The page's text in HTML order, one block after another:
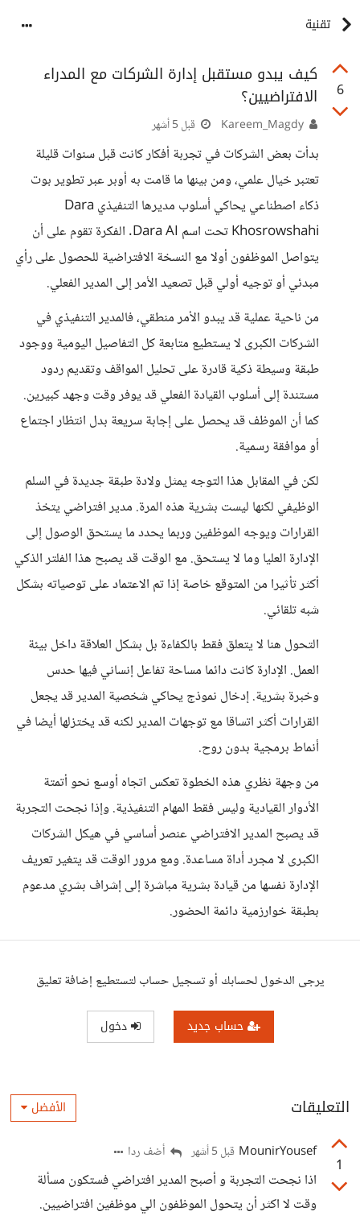
تقنية
6
كيف يبدو مستقبل إدارة الشركات مع المدراء
الافتراضيين؟
قبل 5 أشهر
بدأت بعض الشركات في تجربة أفكار كانت قبل سنوات قليلة
تعتبر خيال علمي، ومن بينها ما قامت به أوبر عبر تطوير بوت
ذكاء اصطناعي يحاكي أسلوب مديرها التنفيذي Dara
Khosrowshahi تحت اسم Dara AI. الفكرة تقوم على أن
يتواصل الموظفون أولا مع النسخة الافتراضية للحصول على رأي
مبدئي أو توجيه أولي قبل تصعيد الأمر إلى المدير الفعلي.
من ناحية عملية قد يبدو الأمر منطقي، فالمدير التنفيذي في
الشركات الكبرى لا يستطيع متابعة كل التفاصيل اليومية ووجود
طبقة وسيطة ذكية قادرة على تحليل المواقف وتقديم ردود
مستندة إلى أسلوب القيادة الفعلي قد يوفر وقت وجهد كبيرين.
كما أن الموظف قد يحصل على إجابة سريعة بدل انتظار اجتماع
أو موافقة رسمية.
لكن في المقابل هذا التوجه يمثل ولادة طبقة جديدة في السلم
الوظيفي لكنها ليست بشرية هذه المرة. مدير افتراضي يتخذ
القرارات ويوجه الموظفين وربما يحدد ما يستحق الوصول إلى
الإدارة العليا وما لا يستحق. مع الوقت قد يصبح هذا الفلتر الذكي
أكثر تأثيرا من المتوقع خاصة إذا تم الاعتماد على توصياته بشكل
شبه تلقائي.
التحول هنا لا يتعلق فقط بالكفاءة بل بشكل العلاقة داخل بيئة
العمل. الإدارة كانت دائما مساحة تفاعل إنساني فيها حدس
وخبرة بشرية. إدخال نموذج يحاكي شخصية المدير قد يجعل
القرارات أكثر اتساقا مع توجهات المدير لكنه قد يختزلها أيضا في
أنماط برمجية بدون روح.
من وجهة نظري هذه الخطوة تعكس اتجاه أوسع نحو أتمتة
الأدوار القيادية وليس فقط المهام التنفيذية. وإذا نجحت التجربة
قد يصبح المدير الافتراضي عنصر أساسي في هيكل الشركات
الكبرى لا مجرد أداة مساعدة. ومع مرور الوقت قد يتغير تعريف
الإدارة نفسها من قيادة بشرية مباشرة إلى إشراف بشري مدعوم
بطبقة خوارزمية دائمة الحضور.
يرجى الدخول لحسابك أو تسجيل حساب لتستطيع إضافة تعليق
حساب جديد دخول
التعليقات الأفضل
1
MounirYousef قبل 5 أشهر أضف ردا
اذا نجحت التجربة و أصبح المدير افتراضي فستكون مسألة
وقت لا اكثر أن يتحول الموظفون الي موظفين افتراضيين.